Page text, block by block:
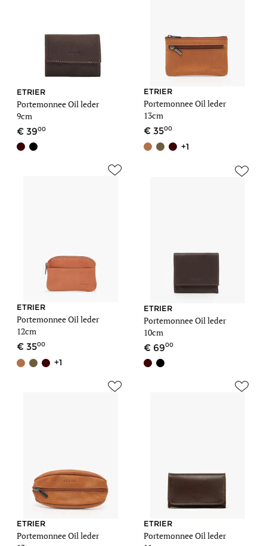
ETRIER
Portemonnee Oil leder
9cm
3900
ETRIER
Portemonnee Oil leder
13cm
3500
+1
ETRIER
Portemonnee Oil leder
12cm
3500
+1
ETRIER
Portemonnee Oil leder
10cm
6900
ETRIER
Portemonnee Oil leder
ETRIER
Portemonnee Oil leder